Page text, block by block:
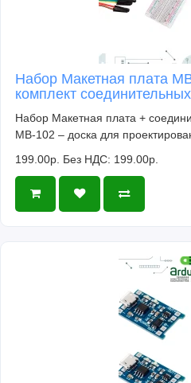
Набор Макетная плата
комплект
Набор Макетная плата +
MB-102 – доска для
199.00р. Без НДС: 199.00р.